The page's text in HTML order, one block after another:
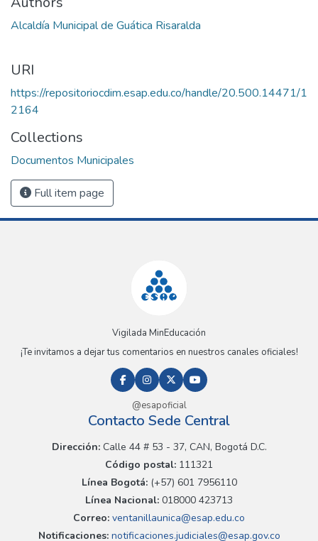
Alcaldía Municipal de Guática Risaralda
URI
https://repositoriocdim.esap.edu.co/handle/20.500.14471/1
2164
Collections
Documentos Municipales
Full item page
Vigilada MinEducación
¡Te invitamos a dejar tus comentarios en nuestros canales oficiales!
@esapoficial
Contacto Sede Central
Dirección:Calle 44 # 53 - 37, CAN, Bogotá D.C.
Código postal: 111321
Línea Bogotá:(+57) 601 7956110
Línea Nacional: 018000 423713
Correo: ventanillaunica@esap.edu.co
Notificaciones:notificaciones.judiciales@esap.gov.co